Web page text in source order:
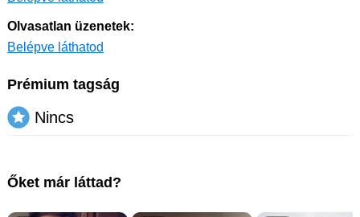
Olvasatlan üzenetek:
Belépve láthatod
Prémium tagság
Nincs
Őket már láttad?